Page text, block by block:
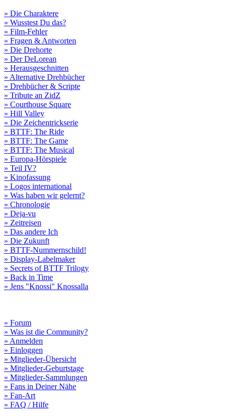
» Die Charaktere
» Wusstest Du das?
» Film-Fehler
» Fragen & Antworten
» Die Drehorte
» Der DeLorean
» Herausgeschnitten
» Alternative Drehbücher
» Drehbücher & Scripte
» Tribute an ZidZ
» Courthouse Square
» Hill Valley
» Die Zeichentrickserie
» BTTF: The Ride
» BTTF: The Game
» BTTF: The Musical
» Europa-Hörspiele
» Teil IV?
» Kinofassung
» Logos international
» Was haben wir gelernt?
» Chronologie
» Deja-vu
» Zeitreisen
» Das andere Ich
» Die Zukunft
» BTTF-Nummernschild!
» Display-Labelmaker
» Secrets of BTTF Trilogy
» Back in Time
» Jens "Knossi" Knossalla
» Forum
» Was ist die Community?
» Anmelden
» Einloggen
» Mitglieder-Übersicht
» Mitglieder-Geburtstage
» Mitglieder-Sammlungen
» Fans in Deiner Nähe
» Fan-Art
» FAQ / Hilfe